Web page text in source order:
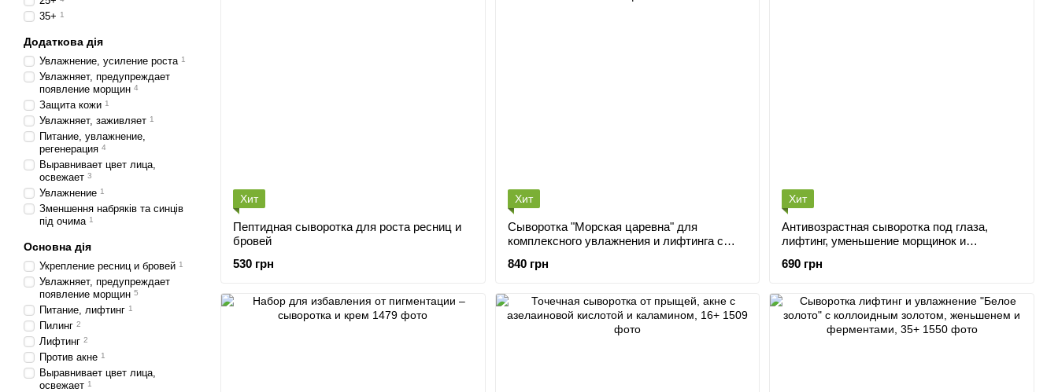
Хит
Пептидная сыворотка для роста ресниц и
бровей
530 грн
Хит
Сыворотка "Морская царевна" для
комплексного увлажнения и лифтинга с
30+
840 грн
Хит
Антивозрастная сыворотка под глаза,
лифтинг, уменьшение морщинок и
690 грн
35+ 1
Додаткова дія
Увлажнение, усиление роста 1
Увлажняет, предупреждает
появление морщин 4
Защита кожи 1
Увлажняет, заживляет 1
Питание, увлажнение,
регенерация 4
Выравнивает цвет лица,
освежает 3
Увлажнение 1
Зменшення набряків та синців
під очима 1
Основна дія
Укрепление ресниц и бровей 1
Увлажняет, предупреждает
появление морщин 5
Питание, лифтинг 1
Пилинг 2
Лифтинг 2
Против акне 1
Выравнивает цвет лица,
освежает 1